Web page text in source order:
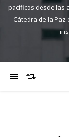
pacíficos desde las
Cátedra de la Paz